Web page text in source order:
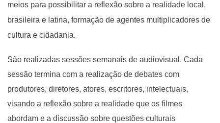
meios para possibilitar a reflexão sobre a realidade local,
brasileira e latina, formação de agentes multiplicadores de
cultura e cidadania.
São realizadas sessões semanais de audiovisual. Cada
sessão termina com a realização de debates com
produtores, diretores, atores, escritores, intelectuais,
visando a reflexão sobre a realidade que os filmes
abordam e a discussão sobre questões culturais